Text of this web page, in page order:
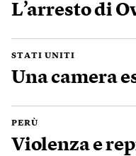
L’arresto di
STATI UNITI
Una camera
PERÙ
Violenza e